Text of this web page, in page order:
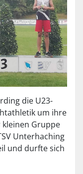
die U23-
um ihre
Gruppe
Unterhaching
und durfte sich